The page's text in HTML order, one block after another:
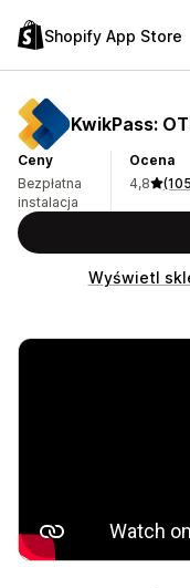
Shopify App Store
KwikPass:
Ceny
Bezpłatna
instalacja
Ocena
4,8
Wyświetl